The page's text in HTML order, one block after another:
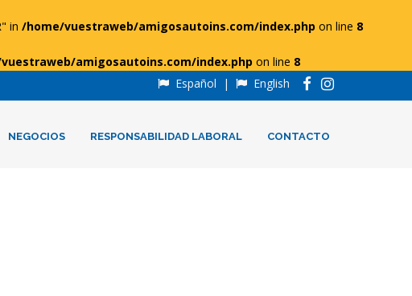
in /home/vuestraweb/amigosautoins.com/index.php on line 8
amigosautoins.com/index.php on line 8
Español | English
NEGOCIOS RESPONSABILIDAD LABORAL CONTACTO